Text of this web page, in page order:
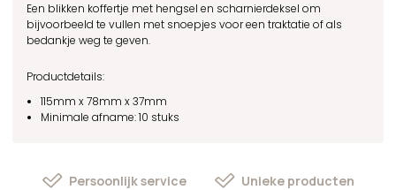
Een blikken koffertje met hengsel en scharnierdeksel om
bijvoorbeeld te vullen met snoepjes voor een traktatie of als
bedankje weg te geven.
Productdetails:
115mm x 78mm x 37mm
Minimale afname: 10 stuks
Persoonlijk service Unieke producten